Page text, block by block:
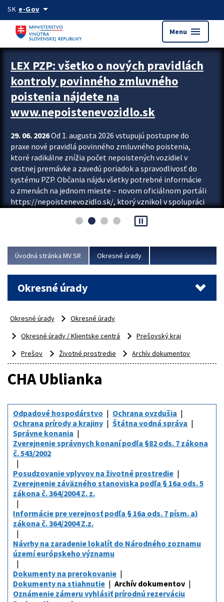
Preskocit na hlavný obsah
SK e-Govarrow_drop_down
Menu menu
Zastavit automatický posun upútavok
LEX PZP: všetko o nových pravidlách
kontroly povinného zmluvného
poistenia nájdete na
www.nepoistenevozidlo.sk
29. 06. 2026Od 1. augusta 2026 vstupujú postupne do
praxe nové pravidlá povinného zmluvného poistenia,
ktoré radikálne znížia počet nepoistených vozidiel v
cestnej premávke a zavedú poriadok a spravodlivosť do
systému PZP. Občania nájdu všetky potrebné informácie
o zmenách na jednom mieste – novom oficiálnom portáli
https://nepoistenevozidlo.sk/, ktorý vznikol v spolupráci
asociácie poisťovní (SLASPO) a Ministerstva vnútra SR.
Viac
pause_presentation
Úvodná stránka MV SR Okresné úrady
Okresné úrady
Okresné úrady
Okresné úrady
Okresné úrady / Klientske centrá
Prešovský kraj
Prešov
Životné prostredie Archív dokumentov
CHA Ublianka
Odpadové hospodárstvo
Ochrana ovzdušia
Ochrana prírody a krajiny
Štátna vodná správa
Správne konania
Zverejnenie správnych konaní podľa §82 ods. 7 zákona
č. 543/2002
Posudzovanie vplyvov na životné prostredie
Zverejnenie záväzného stanoviska podľa § 16a ods. 5
zákona č. 364/2004 Z. z.
Informácie pre verejnosť podľa § 16a ods. 7 písm. a)
zákona č. 364/2004 Z.z.
Návrhy na zaradenie lokalít do Národného zoznamu
území európskeho významu
Dokumenty na prerokovanie
Dokumenty na stiahnutie
Archív dokumentov
Oznámenie zámeru vyhlásiť prírodnú rezerváciu